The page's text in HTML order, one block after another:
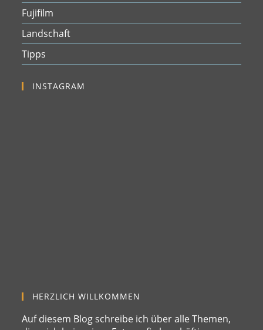
Fujifilm
Landschaft
Tipps
INSTAGRAM
HERZLICH WILLKOMMEN
Auf diesem Blog schreibe ich über alle Themen,